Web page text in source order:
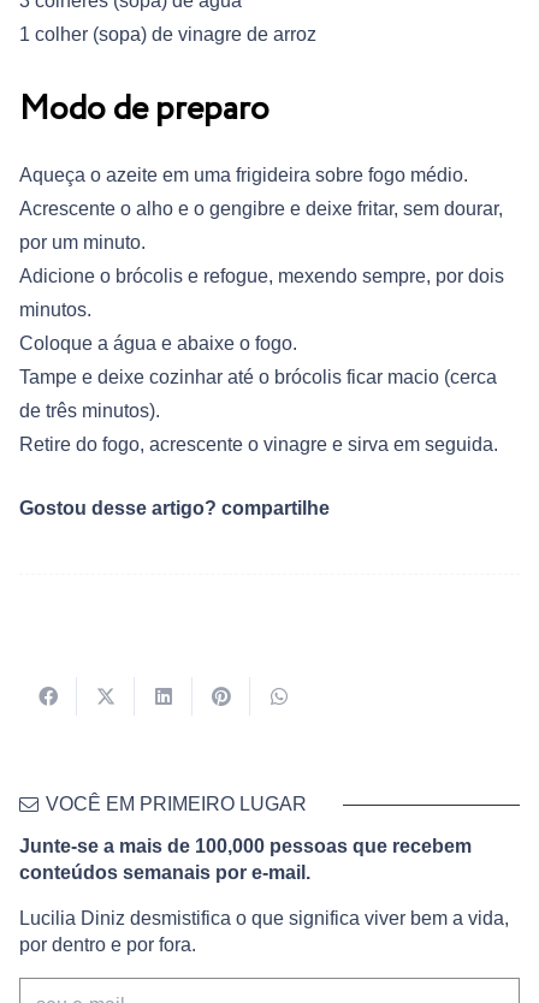
1 colher (sopa) de vinagre de arroz
Modo de preparo
Aqueça o azeite em uma frigideira sobre fogo médio.
Acrescente o alho e o gengibre e deixe fritar, sem dourar,
por um minuto.
Adicione o brócolis e refogue, mexendo sempre, por dois
minutos.
Coloque a água e abaixe o fogo.
Tampe e deixe cozinhar até o brócolis ficar macio (cerca
de três minutos).
Retire do fogo, acrescente o vinagre e sirva em seguida.
Gostou desse artigo? compartilhe
VOCÊ EM PRIMEIRO LUGAR
Junte-se a mais de 100,000 pessoas que recebem
conteúdos semanais por e-mail.
Lucilia Diniz desmistifica o que significa viver bem a vida,
por dentro e por fora.